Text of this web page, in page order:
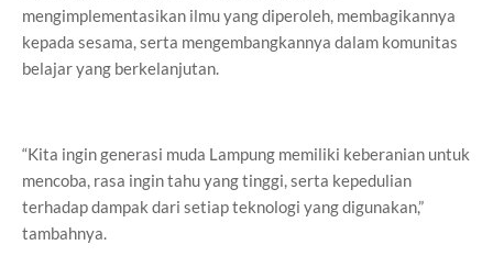
mengimplementasikan ilmu yang diperoleh, membagikannya
kepada sesama, serta mengembangkannya dalam komunitas
belajar yang berkelanjutan.
“Kita ingin generasi muda Lampung memiliki keberanian untuk
mencoba, rasa ingin tahu yang tinggi, serta kepedulian
terhadap dampak dari setiap teknologi yang digunakan,”
tambahnya.